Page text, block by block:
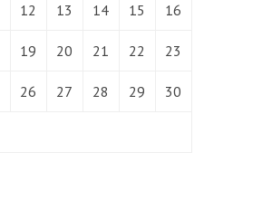
12 13 14 15 16
19 20 21 22 23
26 27 28 29 30